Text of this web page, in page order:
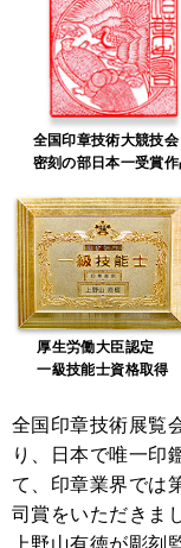
全国印章技術大競技会
密刻の部日本一受賞作
厚生労働大臣認定
一級技能士資格取得
全国印章技術展覧
り、日本で唯一印
て、印章業界では
司賞をいただきま
上野山有徳が彫刻